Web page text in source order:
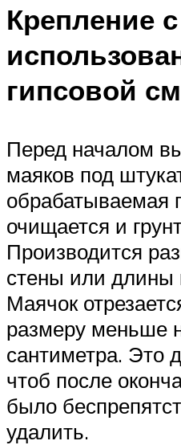
Крепление с
гипсовой
Перед началом
маяков под
обрабатываемая
очищается и
Производится
стены или длины
Маячок
размеру меньше
сантиметра. Это
чтоб после
было
удалить.